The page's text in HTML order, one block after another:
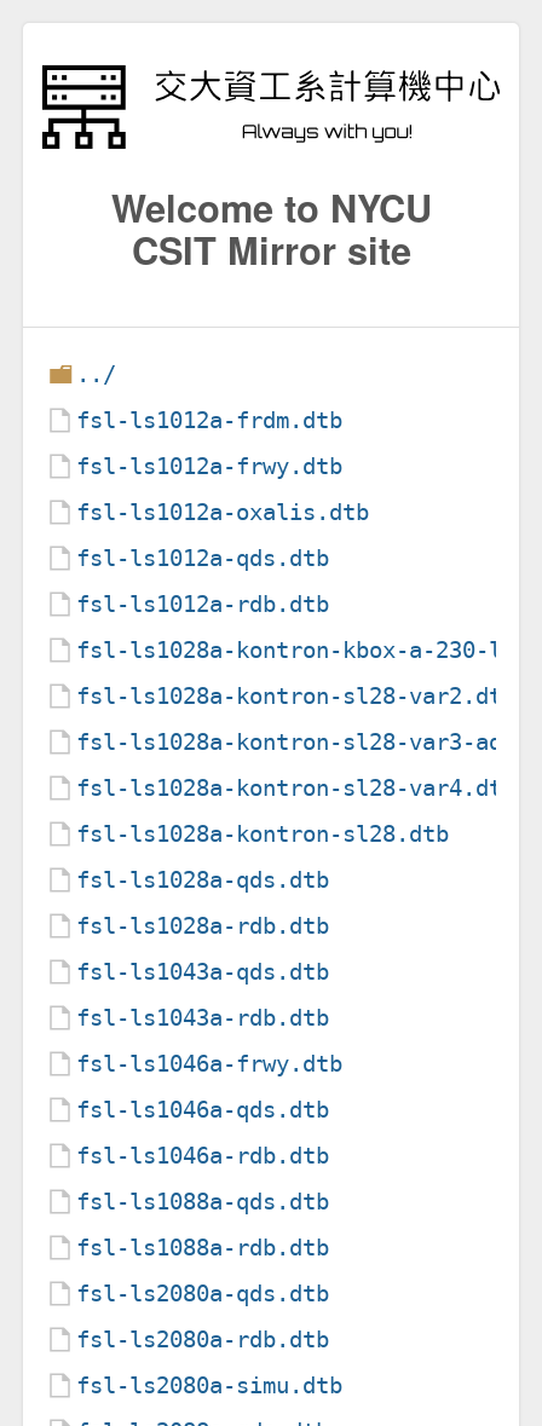
Welcome to NYCU
CSIT Mirror site
../
fsl-ls1012a-frdm.dtb
fsl-ls1012a-frwy.dtb
fsl-ls1012a-oxalis.dtb
fsl-ls1012a-qds.dtb
fsl-ls1012a-rdb.dtb
fsl-ls1028a-kontron-kbox-a-230-
fsl-ls1028a-kontron-sl28-var2.dtb
fsl-ls1028a-kontron-sl28-var3-
fsl-ls1028a-kontron-sl28-var4.dtb
fsl-ls1028a-kontron-sl28.dtb
fsl-ls1028a-qds.dtb
fsl-ls1028a-rdb.dtb
fsl-ls1043a-qds.dtb
fsl-ls1043a-rdb.dtb
fsl-ls1046a-frwy.dtb
fsl-ls1046a-qds.dtb
fsl-ls1046a-rdb.dtb
fsl-ls1088a-qds.dtb
fsl-ls1088a-rdb.dtb
fsl-ls2080a-qds.dtb
fsl-ls2080a-rdb.dtb
fsl-ls2080a-simu.dtb